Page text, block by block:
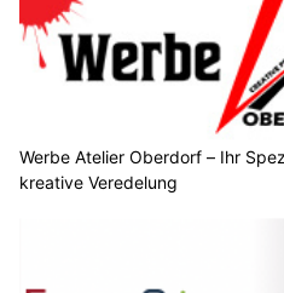
Werbe Atelier Oberdorf – Ihr
kreative Veredelung